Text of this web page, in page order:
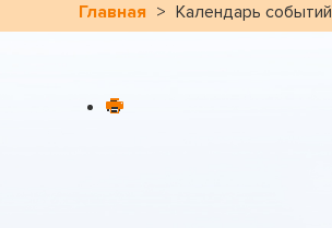
Главная > Календарь событий